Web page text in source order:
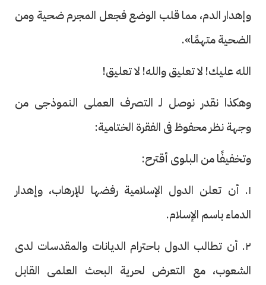
وإهدار الدم، مما قلب الوضع فجعل المجرم ضحية ومن
الضحية متهمًا».
الله عليك! لا تعليق والله! لا تعليق!
وهكذا نقدر نوصل لـ التصرف العملى النموذجى من
وجهة نظر محفوظ فى الفقرة الختامية:
وتخفيفًا من البلوى أقترح:
١. أن تعلن الدول الإسلامية رفضها للإرهاب، وإهدار
الدماء باسم الإسلام.
٢. أن تطالب الدول باحترام الديانات والمقدسات لدى
الشعوب، مع التعرض لحرية البحث العلمى القابل